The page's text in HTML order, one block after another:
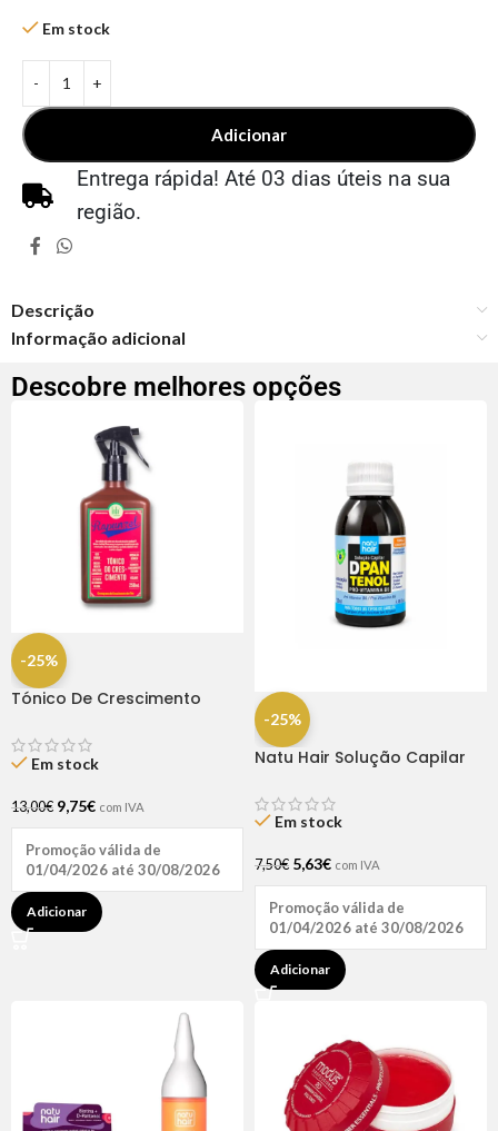
Em stock
Adicionar
Entrega rápida! Até 03 dias úteis na sua
região.
Descrição
Informação adicional
Descobre melhores opções
-25%
Tónico De Crescimento
Em stock
13,00€ 9,75€ com IVA
Promoção válida de
01/04/2026 até 30/08/2026
Adicionar
-25%
Natu Hair Solução Capilar
Em stock
7,50€ 5,63€ com IVA
Promoção válida de
01/04/2026 até 30/08/2026
Adicionar